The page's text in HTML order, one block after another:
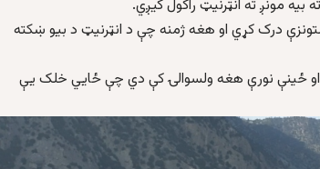
درک کړي او هغه ژمنه چې د انټرنیټ د بیو ښکته
ځینې نورې هغه ولسوالۍ کې دي چې ځايي خلک یې